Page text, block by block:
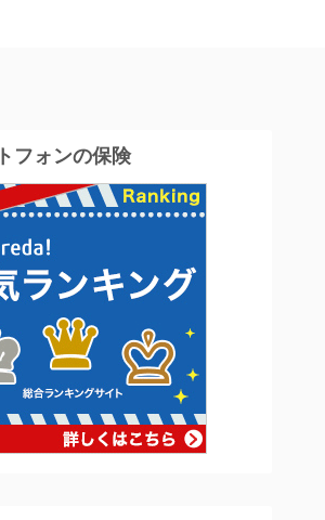
フォンの保険